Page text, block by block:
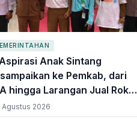
Anak Sintang
ke Pemkab, dari
hingga Larangan Jual Rokok
Anak di Bawah Umur
Agustus 2026